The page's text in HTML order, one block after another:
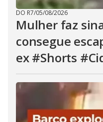
DO R7/05/08/2026
Mulher faz
consegue
ex #Shorts